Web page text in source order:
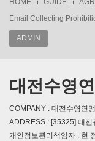
HOME GUIDE
Email Collecting
ADMIN
대전수영
COMPANY : 대전수영연
ADDRESS : [35325] 대
개인정보관리책임자 : 현